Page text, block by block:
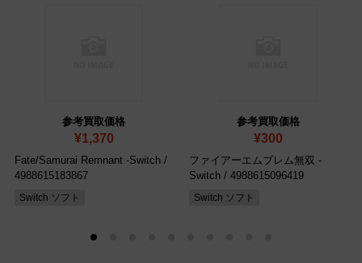
参考買取価格
¥1,370
Fate/Samurai Remnant -Switch /
4988615183867
Switch ソフト
参考買取価格
¥300
ファイアーエムブレム無双 -
Switch / 4988615096419
Switch ソフト